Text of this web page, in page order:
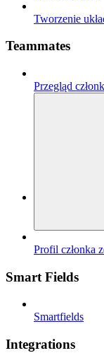
Tworzenie
Teammates
Przegląd
Profil członka
Smart Fields
Smartfields
Integrations